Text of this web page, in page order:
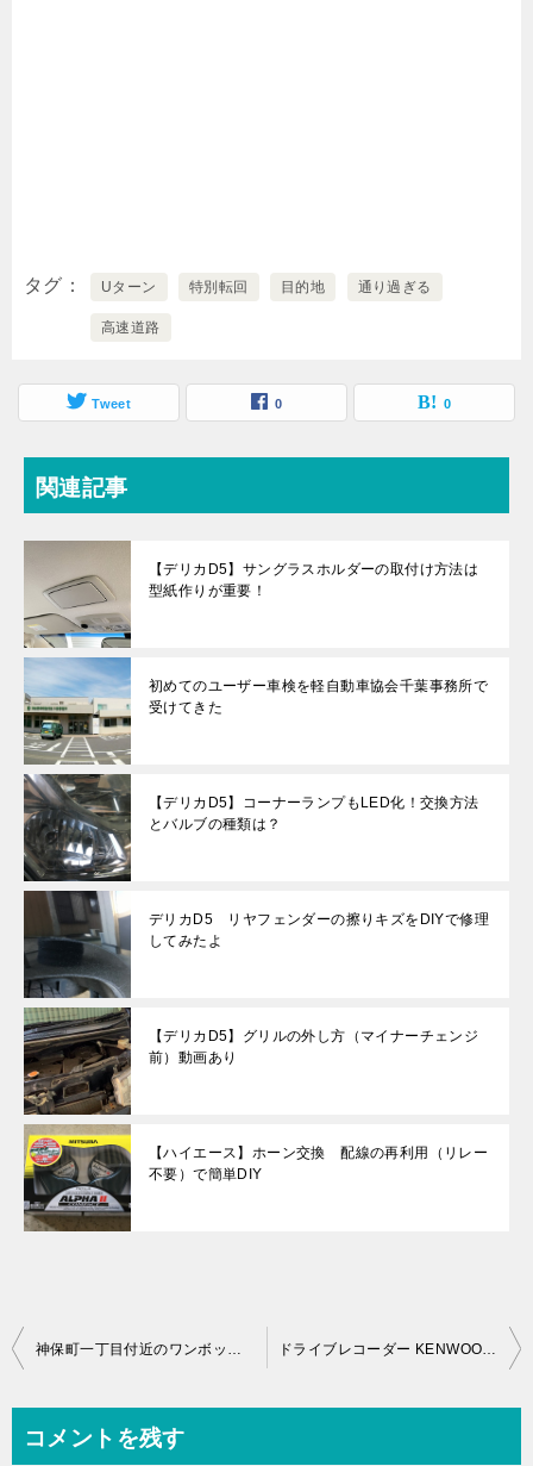
タグ Uターン 特別転回 目的地 通り過ぎる
高速道路
Tweet 0 0
関連記事
【デリカD5】サングラスホルダーの取付け方法は
型紙作りが重要！
初めてのユーザー車検を軽自動車協会千葉事務所で
受けてきた
【デリカD5】コーナーランプもLED化！交換方法
とバルブの種類は？
デリカD5 リヤフェンダーの擦りキズをDIYで修理
してみたよ
【デリカD5】グリルの外し方（マイナーチェンジ
前）動画あり
【ハイエース】ホーン交換 配線の再利用（リレー
不要）で簡単DIY
投
ビ
神保町一丁目付近のワンボックスやミニバンもOKの地下駐車場 ドライブレコーダー KENWOOD DRV-610とオススメのSDカードはコレ！
コメントを残す